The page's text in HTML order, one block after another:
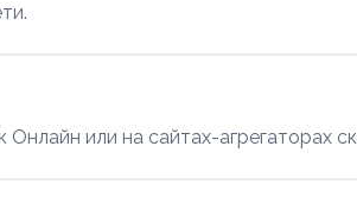
или на сайтах-агрегаторах